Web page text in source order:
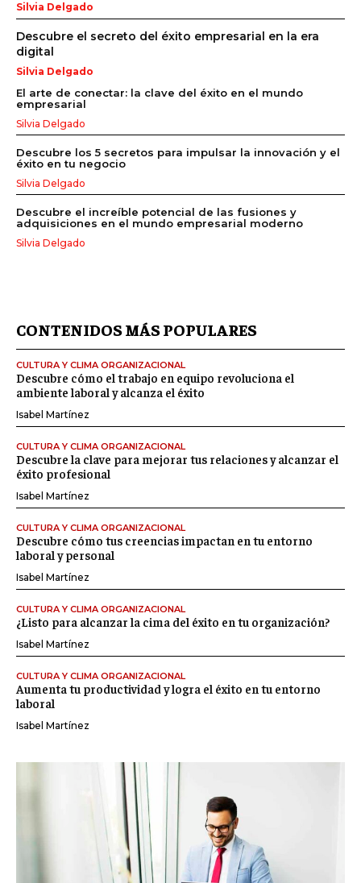
Silvia Delgado
Descubre el secreto del éxito empresarial en la era
digital
Silvia Delgado
El arte de conectar: la clave del éxito en el mundo
empresarial
Silvia Delgado
Descubre los 5 secretos para impulsar la innovación y el
éxito en tu negocio
Silvia Delgado
Descubre el increíble potencial de las fusiones y
adquisiciones en el mundo empresarial moderno
Silvia Delgado
CONTENIDOS MÁS POPULARES
CULTURA Y CLIMA ORGANIZACIONAL
Descubre cómo el trabajo en equipo revoluciona el
ambiente laboral y alcanza el éxito
Isabel Martínez
CULTURA Y CLIMA ORGANIZACIONAL
Descubre la clave para mejorar tus relaciones y alcanzar el
éxito profesional
Isabel Martínez
CULTURA Y CLIMA ORGANIZACIONAL
Descubre cómo tus creencias impactan en tu entorno
laboral y personal
Isabel Martínez
CULTURA Y CLIMA ORGANIZACIONAL
¿Listo para alcanzar la cima del éxito en tu organización?
Isabel Martínez
CULTURA Y CLIMA ORGANIZACIONAL
Aumenta tu productividad y logra el éxito en tu entorno
laboral
Isabel Martínez